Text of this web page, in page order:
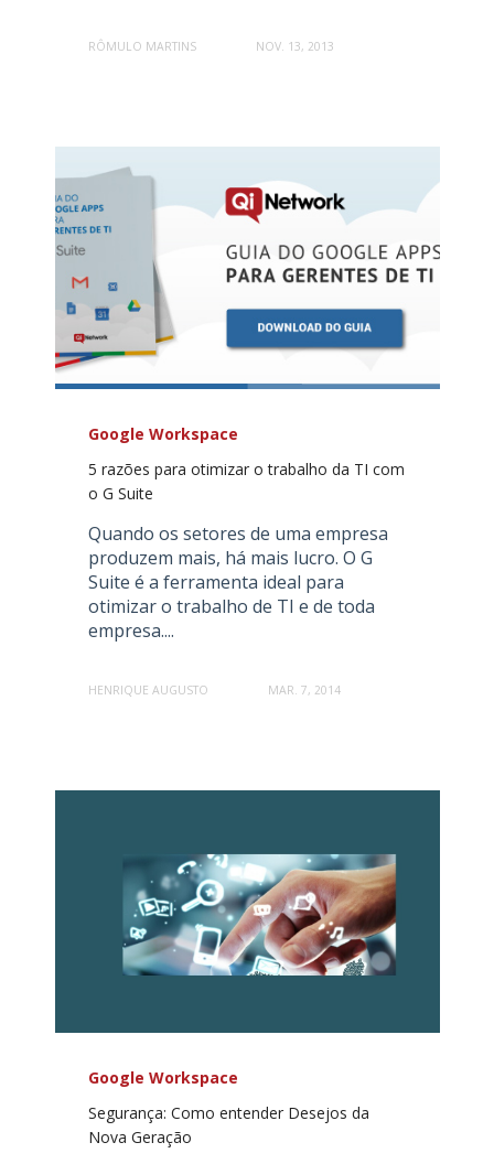
RÔMULO MARTINS NOV. 13, 2013
Google Workspace
5 razões para otimizar o trabalho da TI com
o G Suite
Quando os setores de uma empresa
produzem mais, há mais lucro. O G
Suite é a ferramenta ideal para
otimizar o trabalho de TI e de toda
empresa....
HENRIQUE AUGUSTO MAR. 7, 2014
Google Workspace
Segurança: Como entender Desejos da
Nova Geração